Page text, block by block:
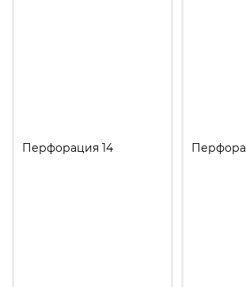
Перфорация 14